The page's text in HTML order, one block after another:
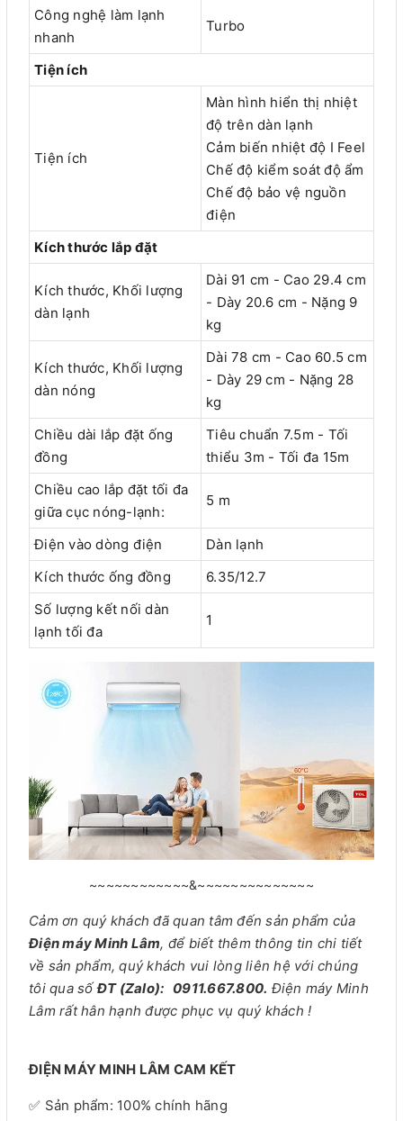
Công nghệ làm lạnh
nhanh
Turbo
Tiện ích
Tiện ích
Màn hình hiển thị nhiệt
độ trên dàn lạnh
Cảm biến nhiệt độ I Feel
Chế độ kiểm soát độ ẩm
Chế độ bảo vệ nguồn
điện
Kích thước lắp đặt
Kích thước, Khối lượng
dàn lạnh
Dài 91 cm - Cao 29.4 cm
- Dày 20.6 cm - Nặng 9
kg
Kích thước, Khối lượng
dàn nóng
Dài 78 cm - Cao 60.5 cm
- Dày 29 cm - Nặng 28
kg
Chiều dài lắp đặt ống
đồng
Tiêu chuẩn 7.5m - Tối
thiểu 3m - Tối đa 15m
Chiều cao lắp đặt tối đa
giữa cục nóng-lạnh:
5 m
Điện vào dòng điện
Dàn lạnh
Kích thước ống đồng
6.35/12.7
Số lượng kết nối dàn
lạnh tối đa
1
~~~~~~~~~~~~&~~~~~~~~~~~~~~
Cảm ơn quý khách đã quan tâm đến sản phẩm của
Điện máy Minh Lâm, để biết thêm thông tin chi tiết
về sản phẩm, quý khách vui lòng liên hệ với chúng
tôi qua sốĐT (Zalo): 0911.667.800. Điện máy Minh
Lâm rất hân hạnh được phục vụ quý khách !
ĐIỆN MÁY MINH LÂM CAM KẾT
✅ Sản phẩm: 100% chính hãng